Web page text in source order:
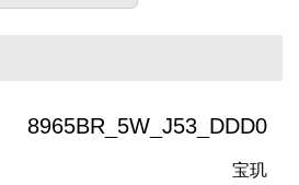
8965BR_5W_J53_DDD0
宝玑